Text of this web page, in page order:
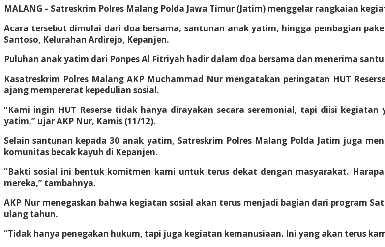
MALANG – Satreskrim Polres Malang Polda Jawa Timur (Jatim) menggelar rangkaian
Acara tersebut dimulai dari doa bersama, santunan anak yatim, hingga pembagian
Santoso, Kelurahan Ardirejo, Kepanjen.
Puluhan anak yatim dari Ponpes Al Fitriyah hadir dalam doa bersama dan menerima
Kasatreskrim Polres Malang AKP Muchammad Nur mengatakan peringatan HUT
ajang mempererat kepedulian sosial.
“Kami ingin HUT Reserse tidak hanya dirayakan secara seremonial, tapi diisi
yatim,” ujar AKP Nur, Kamis (11/12).
Selain santunan kepada 30 anak yatim, Satreskrim Polres Malang Polda Jatim juga
komunitas becak kayuh di Kepanjen.
“Bakti sosial ini bentuk komitmen kami untuk terus dekat dengan masyarakat.
mereka,” tambahnya.
AKP Nur menegaskan bahwa kegiatan sosial akan terus menjadi bagian dari program
ulang tahun.
“Tidak hanya penegakan hukum, tapi juga kegiatan kemanusiaan. Ini yang akan terus